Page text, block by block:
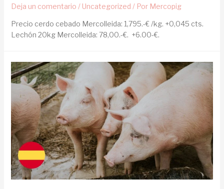
Deja un comentario / Uncategorized / Por Mercopig
Precio cerdo cebado Mercolleida: 1,795.-€ /kg. +0,045 cts.
Lechón 20kg Mercolleida: 78,00.-€. +6.00-€.